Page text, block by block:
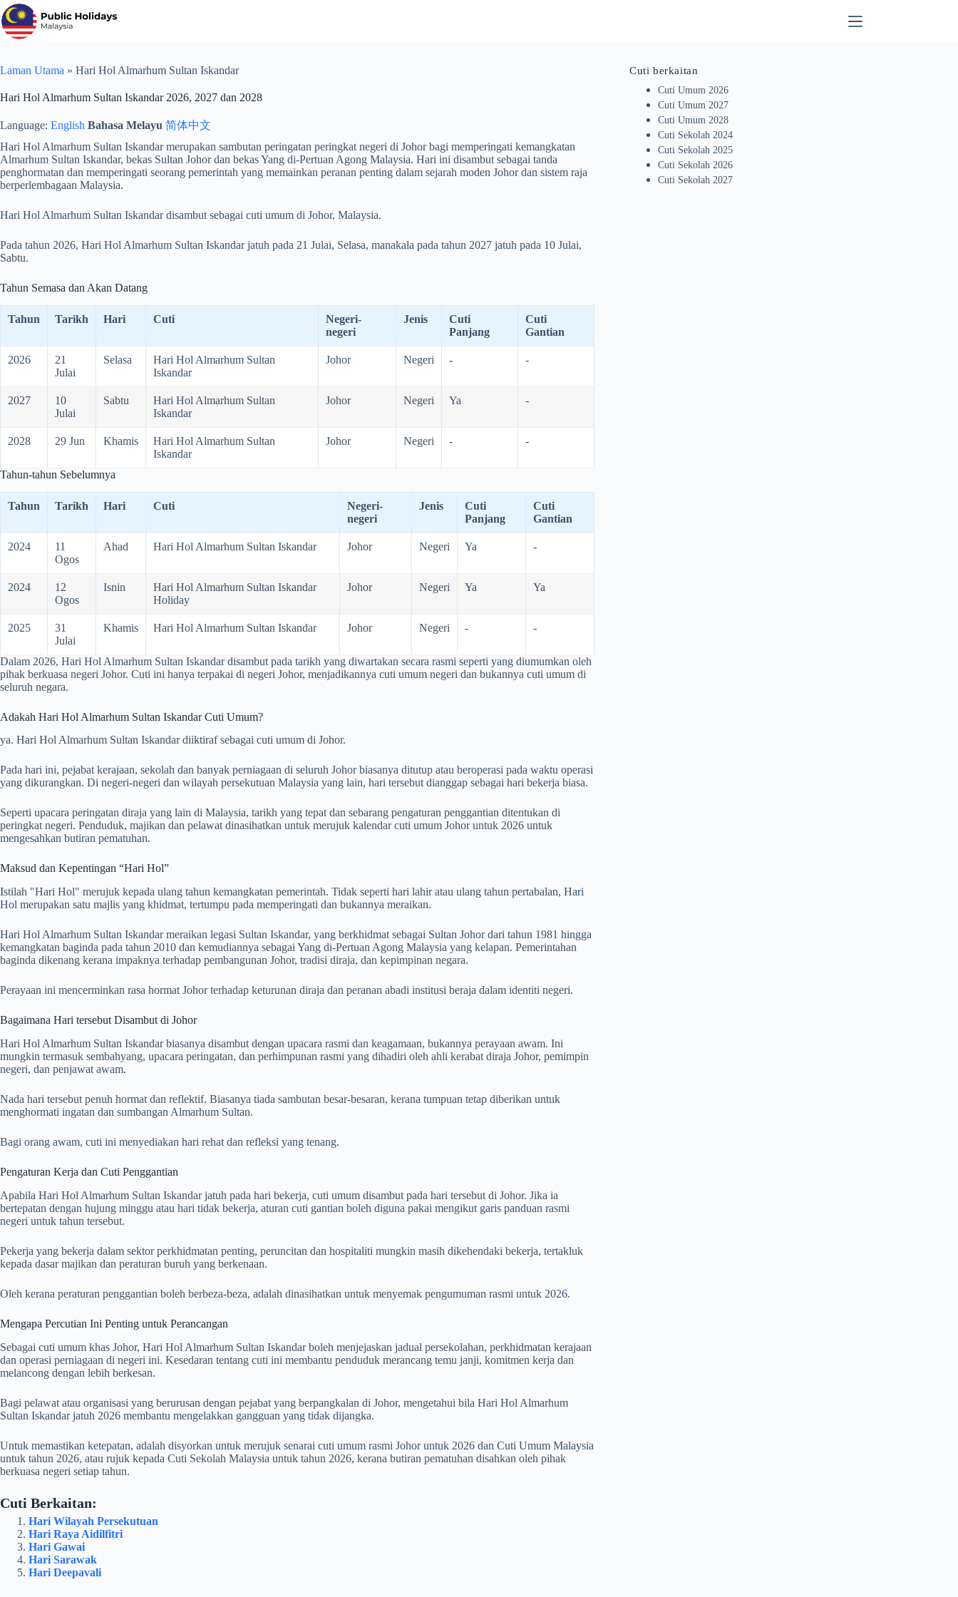
Langkau
ke
kandungan
Laman Utama » Hari Hol Almarhum Sultan Iskandar
Hari Hol Almarhum Sultan Iskandar 2026, 2027 dan 2028
Language: English Bahasa Melayu 简体中文
Hari Hol Almarhum Sultan Iskandar merupakan sambutan peringatan peringkat negeri di Johor bagi memperingati kemangkatan
Almarhum Sultan Iskandar, bekas Sultan Johor dan bekas Yang di-Pertuan Agong Malaysia. Hari ini disambut sebagai tanda
penghormatan dan memperingati seorang pemerintah yang memainkan peranan penting dalam sejarah moden Johor dan sistem raja
berperlembagaan Malaysia.
Hari Hol Almarhum Sultan Iskandar disambut sebagai cuti umum di Johor, Malaysia.
Pada tahun 2026, Hari Hol Almarhum Sultan Iskandar jatuh pada 21 Julai, Selasa, manakala pada tahun 2027 jatuh pada 10 Julai,
Sabtu.
Tahun Semasa dan Akan Datang
Tahun Tarikh Hari Cuti
Negeri-
negeri
Jenis
Cuti
Panjang
Cuti
Gantian
2026
21
Julai
Selasa
Hari Hol Almarhum Sultan
Iskandar
Johor Negeri - -
2027
10
Julai
Sabtu
Hari Hol Almarhum Sultan
Iskandar
Johor Negeri Ya -
2028 29 Jun Khamis
Hari Hol Almarhum Sultan
Iskandar
Johor Negeri - -
Tahun-tahun Sebelumnya
Tahun Tarikh Hari Cuti
Negeri-
negeri
Jenis
Cuti
Panjang
Cuti
Gantian
2024
11
Ogos
Ahad Hari Hol Almarhum Sultan Iskandar Johor Negeri Ya -
2024
12
Ogos
Isnin
Hari Hol Almarhum Sultan Iskandar
Holiday
Johor Negeri Ya Ya
2025
31
Julai
Khamis Hari Hol Almarhum Sultan Iskandar Johor Negeri - -
Dalam 2026, Hari Hol Almarhum Sultan Iskandar disambut pada tarikh yang diwartakan secara rasmi seperti yang diumumkan oleh
pihak berkuasa negeri Johor. Cuti ini hanya terpakai di negeri Johor, menjadikannya cuti umum negeri dan bukannya cuti umum di
seluruh negara.
Adakah Hari Hol Almarhum Sultan Iskandar Cuti Umum?
ya. Hari Hol Almarhum Sultan Iskandar diiktiraf sebagai cuti umum di Johor.
Pada hari ini, pejabat kerajaan, sekolah dan banyak perniagaan di seluruh Johor biasanya ditutup atau beroperasi pada waktu operasi
yang dikurangkan. Di negeri-negeri dan wilayah persekutuan Malaysia yang lain, hari tersebut dianggap sebagai hari bekerja biasa.
Seperti upacara peringatan diraja yang lain di Malaysia, tarikh yang tepat dan sebarang pengaturan penggantian ditentukan di
peringkat negeri. Penduduk, majikan dan pelawat dinasihatkan untuk merujuk kalendar cuti umum Johor untuk 2026 untuk
mengesahkan butiran pematuhan.
Maksud dan Kepentingan “Hari Hol”
Istilah "Hari Hol" merujuk kepada ulang tahun kemangkatan pemerintah. Tidak seperti hari lahir atau ulang tahun pertabalan, Hari
Hol merupakan satu majlis yang khidmat, tertumpu pada memperingati dan bukannya meraikan.
Hari Hol Almarhum Sultan Iskandar meraikan legasi Sultan Iskandar, yang berkhidmat sebagai Sultan Johor dari tahun 1981 hingga
kemangkatan baginda pada tahun 2010 dan kemudiannya sebagai Yang di-Pertuan Agong Malaysia yang kelapan. Pemerintahan
baginda dikenang kerana impaknya terhadap pembangunan Johor, tradisi diraja, dan kepimpinan negara.
Perayaan ini mencerminkan rasa hormat Johor terhadap keturunan diraja dan peranan abadi institusi beraja dalam identiti negeri.
Bagaimana Hari tersebut Disambut di Johor
Hari Hol Almarhum Sultan Iskandar biasanya disambut dengan upacara rasmi dan keagamaan, bukannya perayaan awam. Ini
mungkin termasuk sembahyang, upacara peringatan, dan perhimpunan rasmi yang dihadiri oleh ahli kerabat diraja Johor, pemimpin
negeri, dan penjawat awam.
Nada hari tersebut penuh hormat dan reflektif. Biasanya tiada sambutan besar-besaran, kerana tumpuan tetap diberikan untuk
menghormati ingatan dan sumbangan Almarhum Sultan.
Bagi orang awam, cuti ini menyediakan hari rehat dan refleksi yang tenang.
Pengaturan Kerja dan Cuti Penggantian
Apabila Hari Hol Almarhum Sultan Iskandar jatuh pada hari bekerja, cuti umum disambut pada hari tersebut di Johor. Jika ia
bertepatan dengan hujung minggu atau hari tidak bekerja, aturan cuti gantian boleh diguna pakai mengikut garis panduan rasmi
negeri untuk tahun tersebut.
Pekerja yang bekerja dalam sektor perkhidmatan penting, peruncitan dan hospitaliti mungkin masih dikehendaki bekerja, tertakluk
kepada dasar majikan dan peraturan buruh yang berkenaan.
Oleh kerana peraturan penggantian boleh berbeza-beza, adalah dinasihatkan untuk menyemak pengumuman rasmi untuk 2026.
Mengapa Percutian Ini Penting untuk Perancangan
Sebagai cuti umum khas Johor, Hari Hol Almarhum Sultan Iskandar boleh menjejaskan jadual persekolahan, perkhidmatan kerajaan
dan operasi perniagaan di negeri ini. Kesedaran tentang cuti ini membantu penduduk merancang temu janji, komitmen kerja dan
melancong dengan lebih berkesan.
Bagi pelawat atau organisasi yang berurusan dengan pejabat yang berpangkalan di Johor, mengetahui bila Hari Hol Almarhum
Sultan Iskandar jatuh 2026 membantu mengelakkan gangguan yang tidak dijangka.
Untuk memastikan ketepatan, adalah disyorkan untuk merujuk senarai cuti umum rasmi Johor untuk 2026 dan Cuti Umum Malaysia
untuk tahun 2026, atau rujuk kepada Cuti Sekolah Malaysia untuk tahun 2026, kerana butiran pematuhan disahkan oleh pihak
berkuasa negeri setiap tahun.
Cuti Berkaitan:
Hari Wilayah Persekutuan
Hari Raya Aidilfitri
Hari Gawai
Hari Sarawak
Hari Deepavali
Cuti berkaitan
Cuti Umum 2026
Cuti Umum 2027
Cuti Umum 2028
Cuti Sekolah 2024
Cuti Sekolah 2025
Cuti Sekolah 2026
Cuti Sekolah 2027